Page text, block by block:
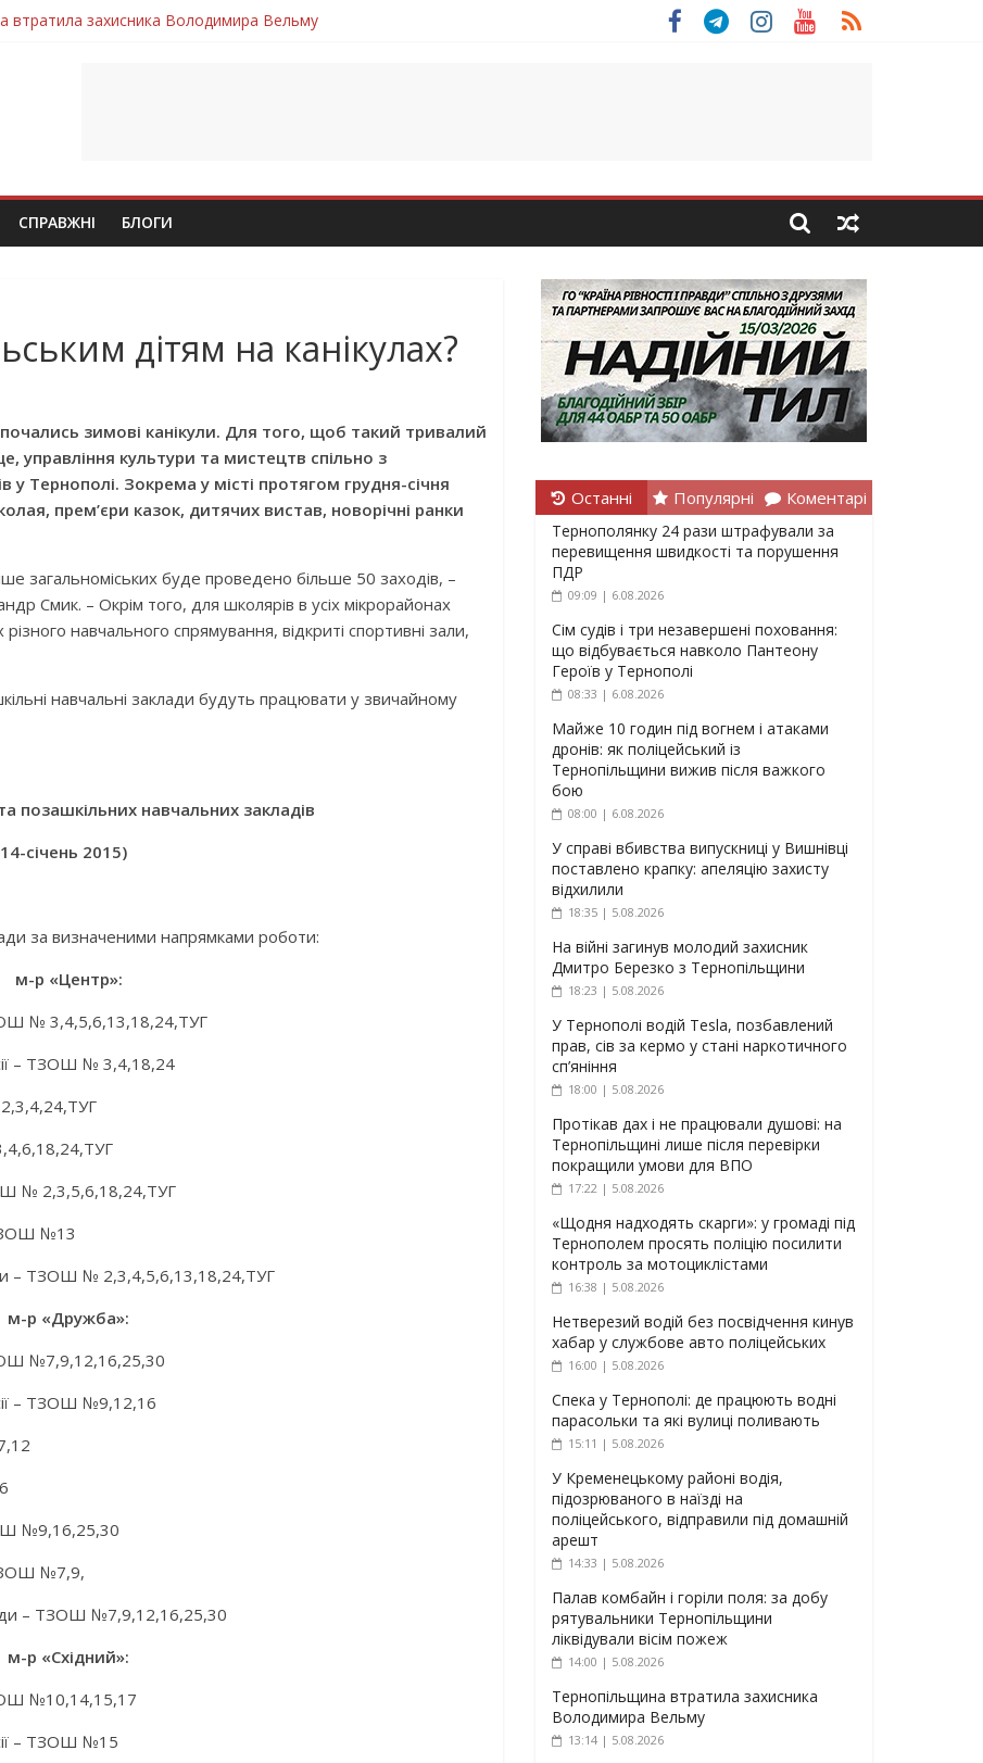
втратила захисника Володимира Вельму
в скорботі: на щиті повертається воїн Володимир Паламарчук
бойового завдання загинув захисник Юрій Пушкар з Тернопільщини
молодий захисник Дмитро Березко з Тернопільщини
СПРАВЖНІ БЛОГИ
дітям на канікулах?
зимові канікули. Для того, щоб такий тривалий
управління культури та мистецтв спільно з
у Тернополі. Зокрема у місті протягом грудня-січня
прем’єри казок, дитячих вистав, новорічні ранки
загальноміських буде проведено більше 50 заходів, –
Смик. – Окрім того, для школярів в усіх мікрорайонах
навчального спрямування, відкриті спортивні зали,
навчальні заклади будуть працювати у звичайному
позашкільних навчальних закладів
січень 2015)
за визначеними напрямками роботи:
м-р «Центр»:
№ 3,4,5,6,13,18,24,ТУГ
– ТЗОШ № 3,4,18,24
№ 2,3,5,6,18,24,ТУГ
№13
– ТЗОШ № 2,3,4,5,6,13,18,24,ТУГ
м-р «Дружба»:
№7,9,12,16,25,30
– ТЗОШ №9,12,16
№9,16,25,30
№7,9,
– ТЗОШ №7,9,12,16,25,30
м-р «Східний»:
№10,14,15,17
– ТЗОШ №15
Останні Популярні Коментарі
Тернополянку 24 рази штрафували за
перевищення швидкості та порушення
ПДР
09:09 | 6.08.2026
Сім судів і три незавершені поховання:
що відбувається навколо Пантеону
Героїв у Тернополі
08:33 | 6.08.2026
Майже 10 годин під вогнем і атаками
дронів: як поліцейський із
Тернопільщини вижив після важкого
бою
08:00 | 6.08.2026
У справі вбивства випускниці у Вишнівці
поставлено крапку: апеляцію захисту
відхилили
18:35 | 5.08.2026
На війні загинув молодий захисник
Дмитро Березко з Тернопільщини
18:23 | 5.08.2026
У Тернополі водій Tesla, позбавлений
прав, сів за кермо у стані наркотичного
сп’яніння
18:00 | 5.08.2026
Протікав дах і не працювали душові: на
Тернопільщині лише після перевірки
покращили умови для ВПО
17:22 | 5.08.2026
«Щодня надходять скарги»: у громаді під
Тернополем просять поліцію посилити
контроль за мотоциклістами
16:38 | 5.08.2026
Нетверезий водій без посвідчення кинув
хабар у службове авто поліцейських
16:00 | 5.08.2026
Спека у Тернополі: де працюють водні
парасольки та які вулиці поливають
15:11 | 5.08.2026
У Кременецькому районі водія,
підозрюваного в наїзді на
поліцейського, відправили під домашній
арешт
14:33 | 5.08.2026
Палав комбайн і горіли поля: за добу
рятувальники Тернопільщини
ліквідували вісім пожеж
14:00 | 5.08.2026
Тернопільщина втратила захисника
Володимира Вельму
13:14 | 5.08.2026